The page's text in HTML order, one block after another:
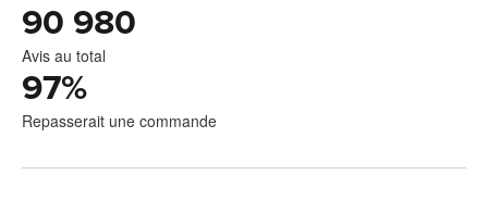
90 980
Avis au total
97%
Repasserait une commande